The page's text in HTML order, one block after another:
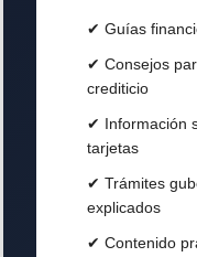
✔ Guías
✔ Consejos
crediticio
✔ Información
tarjetas
✔ Trámites
explicados
✔ Contenido